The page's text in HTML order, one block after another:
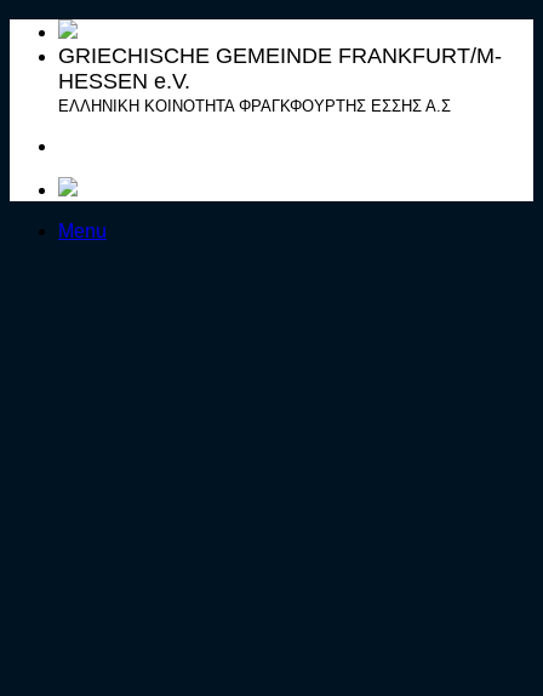
Μετάβαση
περιεχόμενο
GRIECHISCHE GEMEINDE FRANKFURT/M-
HESSEN e.V.
ΕΛΛΗΝΙΚΗ ΚΟΙΝΟΤΗΤΑ ΦΡΑΓΚΦΟΥΡΤΗΣ ΕΣΣΗΣ Α.Σ
Menu